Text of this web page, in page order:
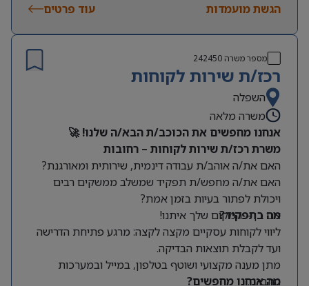
הגשת מועמדות
עוד פרטים
מספר משרה242450
רכז/ת שירות לקוחות
השפלה
משרה מלאה
אנחנו מחפשים את הכוכב/ת הבא/ה שלנו! 🚀
משרת רכז/ת שירות לקוחות – רחובות
האם את/ה אוהב/ת עבודה דינמית, שירותית ומאורגנת?
האם את/ה מחפש/ת תפקיד שמשלב ממשקים רבים
ויכולת לפתור בעיות בזמן אמת?
אם כן – המקום שלך איתנו!
מה בתפקיד?
ליווי לקוחות עסקיים מקצה לקצה: מרגע פתיחת הדרישה
ועד לקבלת תוצאות הבדיקה.
מתן מענה מקצועי ושוטף בטלפון, במייל ובמערכות
החברה.
מה אנחנו מחפשים?